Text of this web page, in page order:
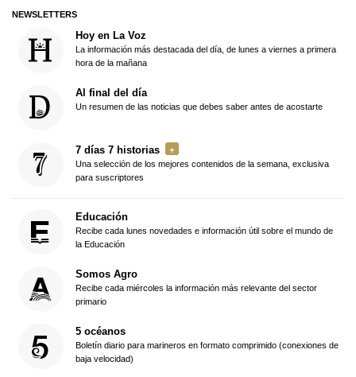
NEWSLETTERS
Hoy en La Voz
La información más destacada del día, de lunes a viernes a primera
hora de la mañana
Al final del día
Un resumen de las noticias que debes saber antes de acostarte
7 días 7 historias
Una selección de los mejores contenidos de la semana, exclusiva
para suscriptores
Educación
Recibe cada lunes novedades e información útil sobre el mundo de
la Educación
Somos Agro
Recibe cada miércoles la información más relevante del sector
primario
5 océanos
Boletín diario para marineros en formato comprimido (conexiones de
baja velocidad)